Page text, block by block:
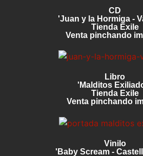
CD
'Juan y la Hormiga -
Tienda Exile
Venta pinchando
Libro
'Malditos
Tienda Exile
Venta pinchando
Vinilo
'Baby Scream -